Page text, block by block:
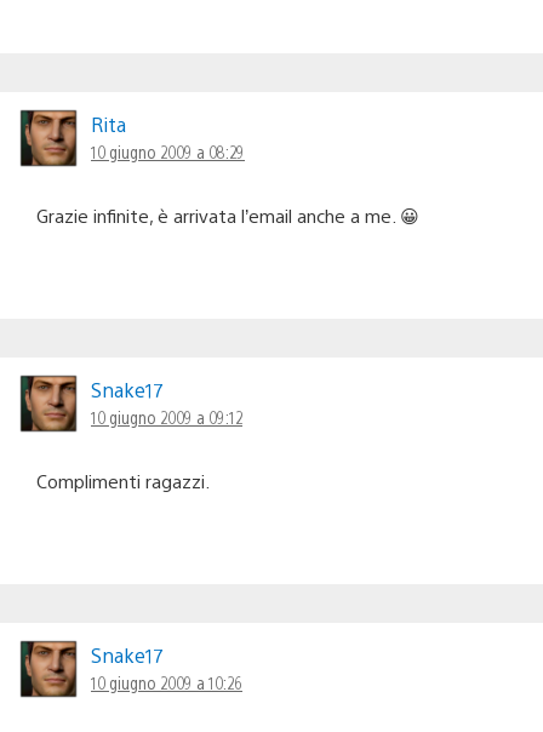
Rita
10 giugno 2009 a 08:29
Grazie infinite, è arrivata l’email anche a me. 😀
Snake17
10 giugno 2009 a 09:12
Complimenti ragazzi.
Snake17
10 giugno 2009 a 10:26